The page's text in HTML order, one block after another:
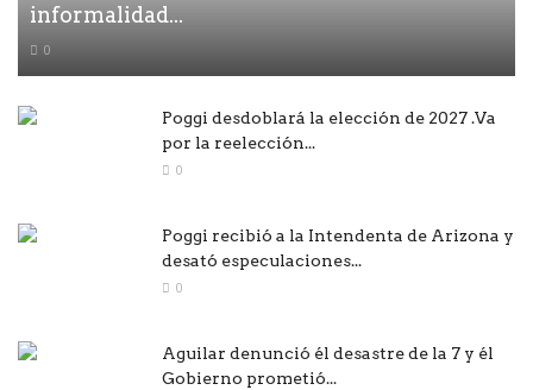
informalidad...
0
Poggi desdoblará la elección de 2027 .Va
por la reelección...
0
Poggi recibió a la Intendenta de Arizona y
desató especulaciones...
0
Aguilar denunció él desastre de la 7 y él
Gobierno prometió...